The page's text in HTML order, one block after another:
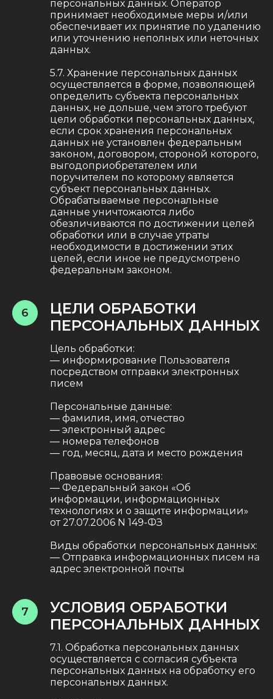
персональных данных. Оператор
принимает необходимые меры и/или
обеспечивает их принятие по удалению
или уточнению неполных или неточных
данных.
5.7. Хранение персональных данных
осуществляется в форме, позволяющей
определить субъекта персональных
данных, не дольше, чем этого требуют
цели обработки персональных данных,
если срок хранения персональных
данных не установлен федеральным
законом, договором, стороной которого,
выгодоприобретателем или
поручителем по которому является
субъект персональных данных.
Обрабатываемые персональные
данные уничтожаются либо
обезличиваются по достижении целей
обработки или в случае утраты
необходимости в достижении этих
целей, если иное не предусмотрено
федеральным законом.
6
ЦЕЛИ ОБРАБОТКИ
ПЕРСОНАЛЬНЫХ ДАННЫХ
Цель обработки:
— информирование Пользователя
посредством отправки электронных
писем
Персональные данные:
— фамилия, имя, отчество
— электронный адрес
— номера телефонов
— год, месяц, дата и место рождения
Правовые основания:
— Федеральный закон «Об
информации, информационных
технологиях и о защите информации»
от 27.07.2006 N 149-ФЗ
Виды обработки персональных данных:
— Отправка информационных писем на
адрес электронной почты
7
УСЛОВИЯ ОБРАБОТКИ
ПЕРСОНАЛЬНЫХ ДАННЫХ
7.1. Обработка персональных данных
осуществляется с согласия субъекта
персональных данных на обработку его
персональных данных.